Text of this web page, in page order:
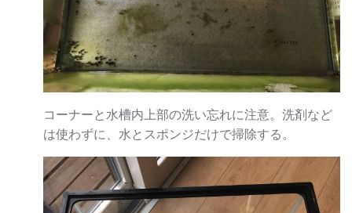
コーナーと水槽内上部の洗い忘れに注意。洗剤など
は使わずに、水とスポンジだけで掃除する。